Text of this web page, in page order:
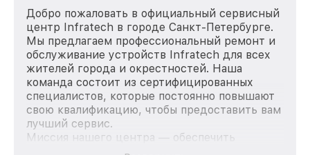
Добро пожаловать в официальный сервисный
центр Infratech в городе Санкт-Петербурге.
Мы предлагаем профессиональный ремонт и
обслуживание устройств Infratech для всех
жителей города и окрестностей. Наша
команда состоит из сертифицированных
специалистов, которые постоянно повышают
свою квалификацию, чтобы предоставить вам
лучший сервис.
Миссия нашего центра — обеспечить
качественный и доступный ремонт для